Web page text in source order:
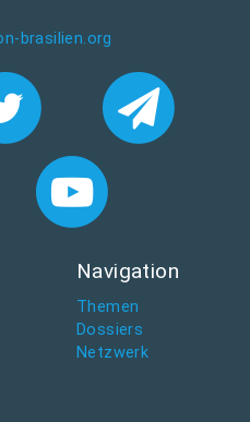
brasilien.org
Navigation
Themen
Dossiers
Netzwerk